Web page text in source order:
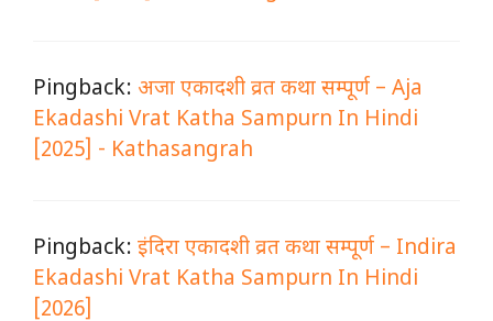
Pingback: अजा एकादशी व्रत कथा सम्पूर्ण – Aja
Ekadashi Vrat Katha Sampurn In Hindi
[2025] - Kathasangrah
Pingback: इंदिरा एकादशी व्रत कथा सम्पूर्ण – Indira
Ekadashi Vrat Katha Sampurn In Hindi
[2026]